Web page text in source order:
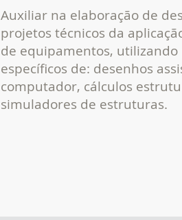
Auxiliar na elaboração de
projetos técnicos da
de equipamentos, utilizando
específicos de: desenhos
computador, cálculos
simuladores de estruturas.